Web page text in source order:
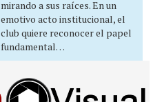
mirando a sus raíces. En un
emotivo acto institucional, el
club quiere reconocer el papel
fundamental…